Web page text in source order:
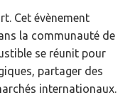
Cet évènement
la communauté de
se réunit pour
partager des
internationaux.